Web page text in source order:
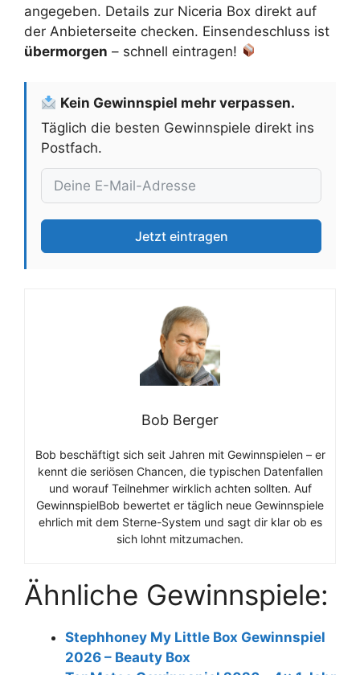
angegeben. Details zur Niceria Box direkt auf
der Anbieterseite checken. Einsendeschluss ist
übermorgen – schnell eintragen!
Kein Gewinnspiel mehr verpassen.
Täglich die besten Gewinnspiele direkt ins
Postfach.
Jetzt eintragen
Bob Berger
Bob beschäftigt sich seit Jahren mit Gewinnspielen – er
kennt die seriösen Chancen, die typischen Datenfallen
und worauf Teilnehmer wirklich achten sollten. Auf
GewinnspielBob bewertet er täglich neue Gewinnspiele
ehrlich mit dem Sterne-System und sagt dir klar ob es
sich lohnt mitzumachen.
Ähnliche Gewinnspiele:
Stephhoney My Little Box Gewinnspiel
2026 – Beauty Box